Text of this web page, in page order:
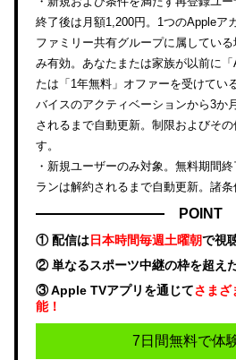
終了後は月額1,200円。1つのAppleア
ファミリー共有グループに属してい
み有効。あなたまたは家族が以前に
たは「1年無料」オファーを受けてい
バイスのアクティベーションから3か
されるまで自動更新。制限およびそ
す。
・新規ユーザーのみ対象。無料期間
ランは解約されるまで自動更新。諸条
POINT
① 配信は日本時間毎週土曜朝で視
② 単なるスポーツ中継の枠を超え
③ Apple TVアプリを通じてさまざ
能！
7日間無料で体